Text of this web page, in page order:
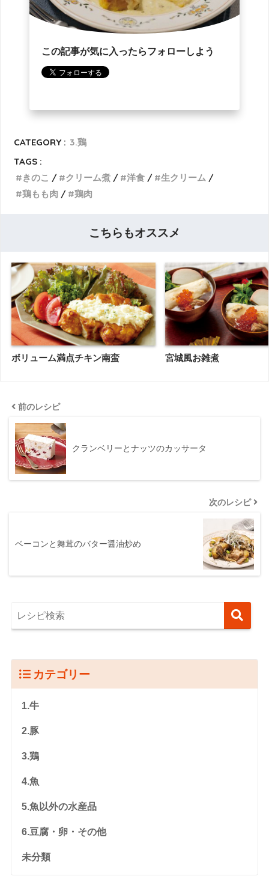
この記事が気に入ったらフォローしよう
CATEGORY : 3.鶏
TAGS :
きのこ
クリーム煮 洋食
生クリーム
鶏もも肉
鶏肉
こちらもオススメ
ボリューム満点チキン南蛮 宮城風お雑煮
前のレシピ
クランベリーとナッツのカッサータ
次のレシピ
ベーコンと舞茸のバター醤油炒め
カテゴリー
1.牛
2.豚
3.鶏
4.魚
5.魚以外の水産品
6.豆腐・卵・その他
未分類